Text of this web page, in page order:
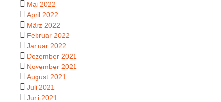
Mai 2022
April 2022
März 2022
Februar 2022
Januar 2022
Dezember 2021
November 2021
August 2021
Juli 2021
Juni 2021